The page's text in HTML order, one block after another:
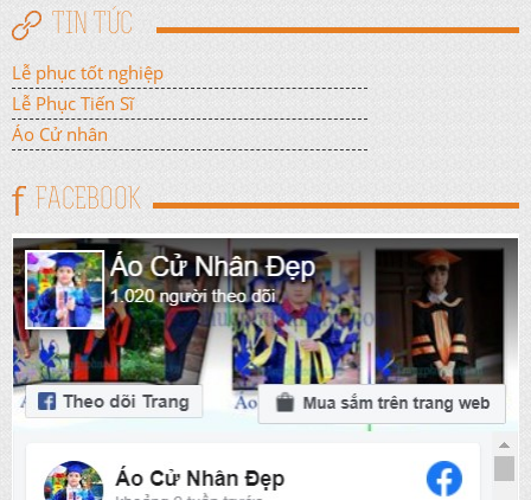
TIN TỨC
Lễ phục tốt nghiệp
Lễ Phục Tiến Sĩ
Áo Cử nhân
FACEBOOK